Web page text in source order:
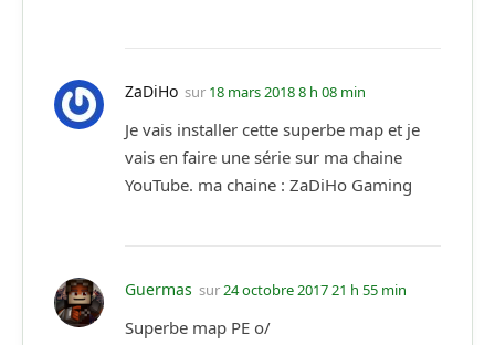
ZaDiHo sur 18 mars 2018 8 h 08 min
Je vais installer cette superbe map et je
vais en faire une série sur ma chaine
YouTube. ma chaine : ZaDiHo Gaming
Guermas sur24 octobre 2017 21 h 55 min
Superbe map PE o/